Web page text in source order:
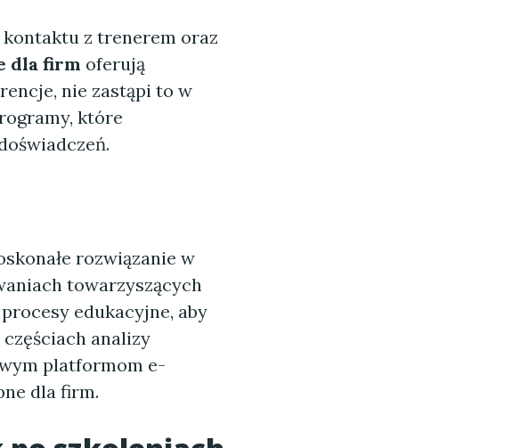
z trenerem oraz
dla firm oferują
nie zastąpi to w
które
rozwiązanie w
towarzyszących
edukacyjne, aby
analizy
platformom e-
dla firm.